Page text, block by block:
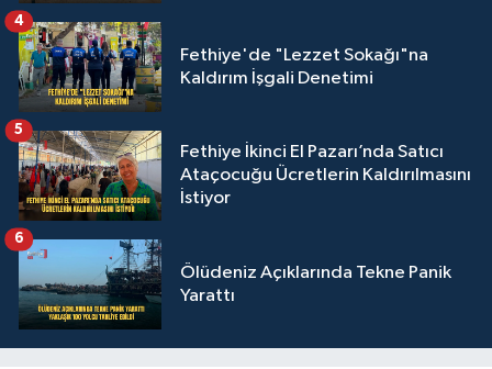
Fethiye'de "Lezzet Sokağı"na
Kaldırım İşgali Denetimi
4
Fethiye İkinci El Pazarı’nda Satıcı
Ataçocuğu Ücretlerin Kaldırılmasını
İstiyor
5
Ölüdeniz Açıklarında Tekne Panik
Yarattı
6